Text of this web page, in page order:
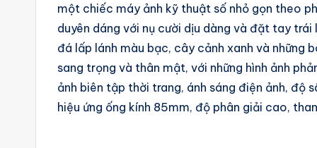
A
một chiếc máy ảnh kỹ thuật số nhỏ gọn theo
duyên dáng với nụ cười dịu dàng và đặt tay
đá lấp lánh màu bạc, cây cảnh xanh và những
sang trọng và thân mật, với những hình ảnh
ảnh biên tập thời trang, ánh sáng điện ảnh, độ
hiệu ứng ống kính 85mm, độ phân giải cao,